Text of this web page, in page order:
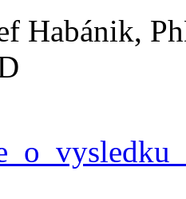
Habánik,